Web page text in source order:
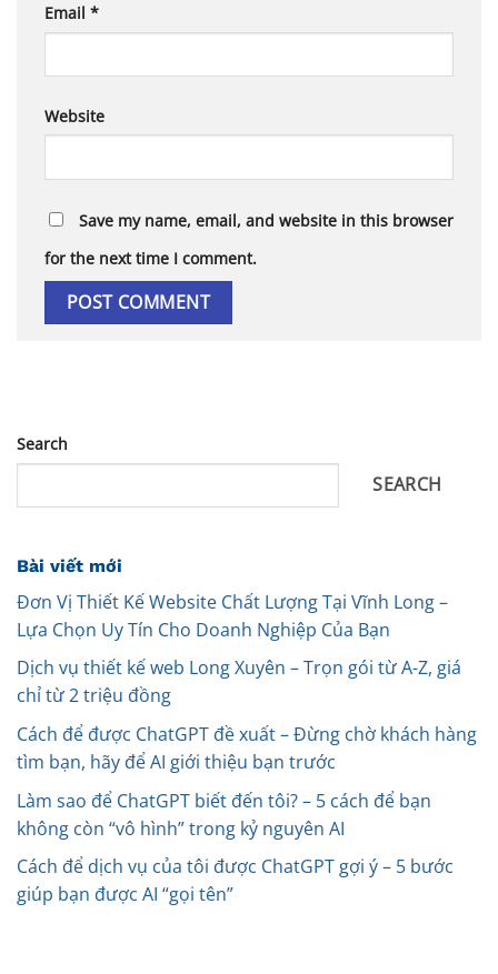
Email *
Website
Save my name, email, and website in this browser
for the next time I comment.
Search
SEARCH
Bài viết mới
Đơn Vị Thiết Kế Website Chất Lượng Tại Vĩnh Long –
Lựa Chọn Uy Tín Cho Doanh Nghiệp Của Bạn
Dịch vụ thiết kế web Long Xuyên – Trọn gói từ A-Z, giá
chỉ từ 2 triệu đồng
Cách để được ChatGPT đề xuất – Đừng chờ khách hàng
tìm bạn, hãy để AI giới thiệu bạn trước
Làm sao để ChatGPT biết đến tôi? – 5 cách để bạn
không còn “vô hình” trong kỷ nguyên AI
Cách để dịch vụ của tôi được ChatGPT gợi ý – 5 bước
giúp bạn được AI “gọi tên”